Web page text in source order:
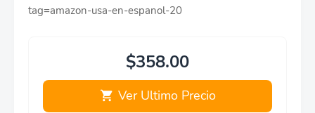
tag=amazon-usa-en-espanol-20
$358.00
Ver Ultimo Precio